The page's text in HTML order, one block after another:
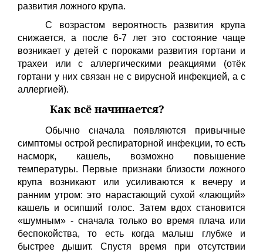
развития ложного крупа.
С возрастом вероятность развития крупа
снижается, а после 6-7 лет это состояние чаще
возникает у детей с пороками развития гортани и
трахеи или с аллергическими реакциями (отёк
гортани у них связан не с вирусной инфекцией, а с
аллергией).
Как всё начинается?
Обычно сначала появляются привычные
симптомы острой респираторной инфекции, то есть
насморк, кашель, возможно повышение
температуры. Первые признаки близости ложного
крупа возникают или усиливаются к вечеру и
ранним утром: это нарастающий сухой «лающий»
кашель и осипший голос. Затем вдох становится
«шумным» - сначала только во время плача или
беспокойства, то есть когда малыш глубже и
быстрее дышит. Спустя время при отсутствии